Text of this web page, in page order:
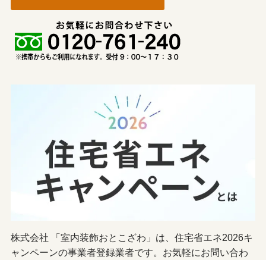
株式会社 「室内装飾おとこざわ」は、住宅省エネ2026キ
ャンペーンの事業者登録業者です。お気軽にお問い合わ